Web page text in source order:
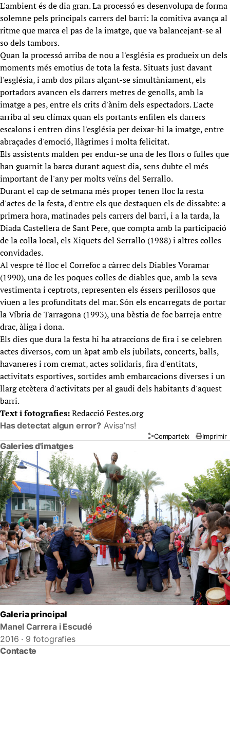
L'ambient és de dia gran. La processó es desenvolupa de forma
solemne pels principals carrers del barri: la comitiva avança al
ritme que marca el pas de la imatge, que va balancejant-se al
so dels tambors.
Quan la processó arriba de nou a l'església es produeix un dels
moments més emotius de tota la festa. Situats just davant
l'església, i amb dos pilars alçant-se simultàniament, els
portadors avancen els darrers metres de genolls, amb la
imatge a pes, entre els crits d'ànim dels espectadors. L'acte
arriba al seu clímax quan els portants enfilen els darrers
escalons i entren dins l'església per deixar-hi la imatge, entre
abraçades d'emoció, llàgrimes i molta felicitat.
Els assistents malden per endur-se una de les flors o fulles que
han guarnit la barca durant aquest dia, sens dubte el més
important de l'any per molts veïns del Serrallo.
Durant el cap de setmana més proper tenen lloc la resta
d'actes de la festa, d'entre els que destaquen els de dissabte: a
primera hora, matinades pels carrers del barri, i a la tarda, la
Diada Castellera de Sant Pere, que compta amb la participació
de la colla local, els Xiquets del Serrallo (1988) i altres colles
convidades.
Al vespre té lloc el Correfoc a càrrec dels Diables Voramar
(1990), una de les poques colles de diables que, amb la seva
vestimenta i ceptrots, representen els éssers perillosos que
viuen a les profunditats del mar. Són els encarregats de portar
la Víbria de Tarragona (1993), una bèstia de foc barreja entre
drac, àliga i dona.
Els dies que dura la festa hi ha atraccions de fira i se celebren
actes diversos, com un àpat amb els jubilats, concerts, balls,
havaneres i rom cremat, actes solidaris, fira d'entitats,
activitats esportives, sortides amb embarcacions diverses i un
llarg etcètera d'activitats per al gaudi dels habitants d'aquest
barri.
Text i fotografies:Redacció Festes.org
Has detectat algun error? Avisa’ns!
Comparteix Imprimir
Galeries d'imatges
Galeria principal
Manel Carrera i Escudé
2016 · 9 fotografies
Contacte